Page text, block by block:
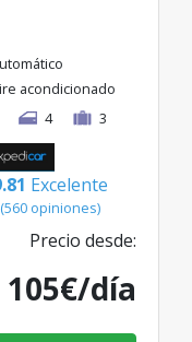
acondicionado
4 3
Excelente
(560 opiniones)
Precio desde:
105€/día